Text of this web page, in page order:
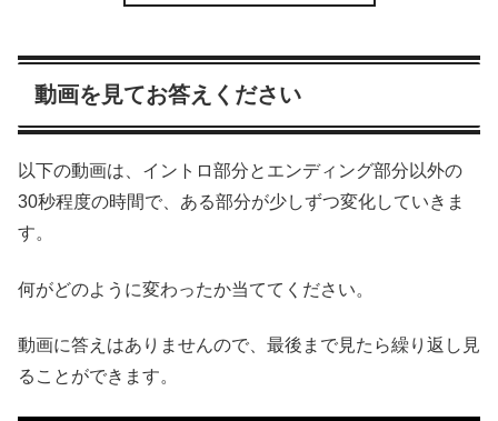
動画を見てお答えください
以下の動画は、イントロ部分とエンディング部分以外の
30秒程度の時間で、ある部分が少しずつ変化していきま
す。
何がどのように変わったか当ててください。
動画に答えはありませんので、最後まで見たら繰り返し見
ることができます。